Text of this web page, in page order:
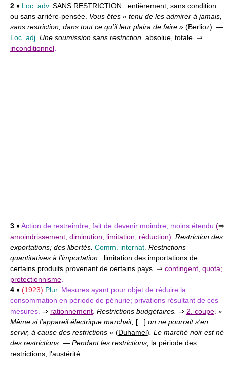
2 ♦ Loc. adv. SANS RESTRICTION : entièrement; sans condition
ou sans arrière-pensée. Vous êtes « tenu de les admirer à jamais,
sans restriction, dans tout ce qu'il leur plaira de faire » (Berlioz) —
Loc. adj. Une soumission sans restriction, absolue, totale. ⇒
inconditionnel
3 ♦Action de restreindre; fait de devenir moindre, moins étendu (⇒
amoindrissement diminution limitation réduction) Restriction des
exportations; des libertés. Comm. internat. Restrictions
quantitatives à l'importation : limitation des importations de
certains produits provenant de certains pays. ⇒ contingent quota;
protectionnisme
4 ♦ (1923) Plur. Mesures ayant pour objet de réduire la
consommation en période de pénurie; privations résultant de ces
mesures. ⇒ rationnement Restrictions budgétaires. ⇒ 2. coupe «
Même si l'appareil électrique marchait, [...] on ne pourrait s'en
servir, à cause des restrictions » (Duhamel) . Le marché noir est né
des restrictions. — Pendant les restrictions, la période des
restrictions, l'austérité.